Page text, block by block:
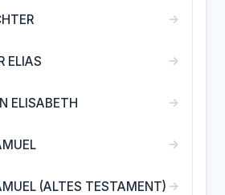
→
ELIAS →
ELISABETH →
→
(ALTES TESTAMENT) →